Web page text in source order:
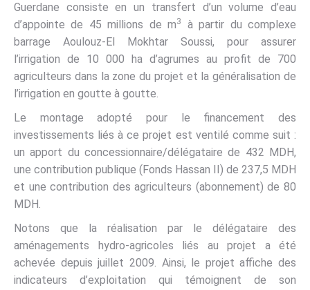
Guerdane consiste en un transfert d’un volume d’eau
d’appointe de 45 millions de m3
à partir du complexe
barrage Aoulouz-El Mokhtar Soussi, pour assurer
l’irrigation de 10 000 ha d’agrumes au profit de 700
agriculteurs dans la zone du projet et la généralisation de
l’irrigation en goutte à goutte.
Le montage adopté pour le financement des
investissements liés à ce projet est ventilé comme suit :
un apport du concessionnaire/délégataire de 432 MDH,
une contribution publique (Fonds Hassan II) de 237,5 MDH
et une contribution des agriculteurs (abonnement) de 80
MDH.
Notons que la réalisation par le délégataire des
aménagements hydro-agricoles liés au projet a été
achevée depuis juillet 2009. Ainsi, le projet affiche des
indicateurs d’exploitation qui témoignent de son